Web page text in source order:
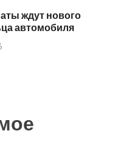
ждут нового
автомобиля